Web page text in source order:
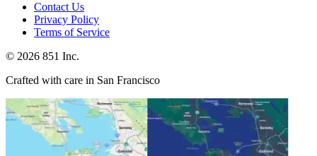
Contact Us
Privacy Policy
Terms of Service
© 2026 851 Inc.
Crafted with care in San Francisco